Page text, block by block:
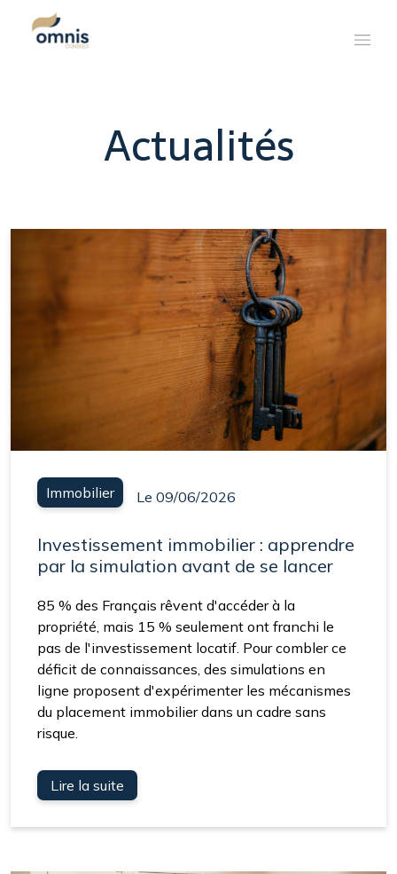
Actualités
Immobilier Le 09/06/2026
Investissement immobilier : apprendre
par la simulation avant de se lancer
85 % des Français rêvent d'accéder à la
propriété, mais 15 % seulement ont franchi le
pas de l'investissement locatif. Pour combler ce
déficit de connaissances, des simulations en
ligne proposent d'expérimenter les mécanismes
du placement immobilier dans un cadre sans
risque.
Lire la suite